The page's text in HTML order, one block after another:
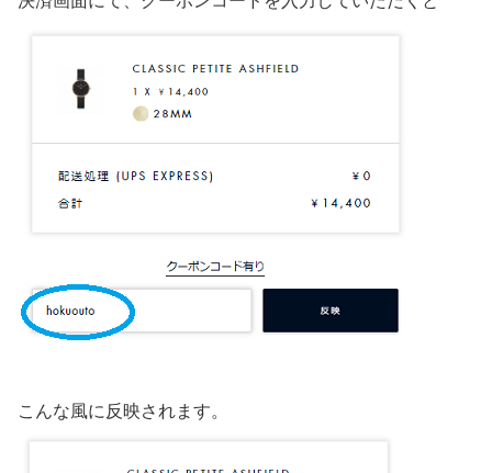
こんな風に反映されます。